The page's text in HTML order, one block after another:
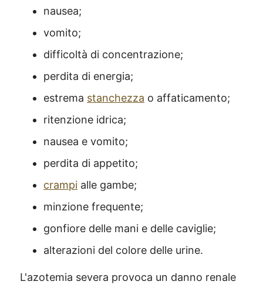
nausea;
vomito;
difficoltà di concentrazione;
perdita di energia;
estrema stanchezza o affaticamento;
ritenzione idrica;
nausea e vomito;
perdita di appetito;
crampi alle gambe;
minzione frequente;
gonfiore delle mani e delle caviglie;
alterazioni del colore delle urine.
L'azotemia severa provoca un danno renale